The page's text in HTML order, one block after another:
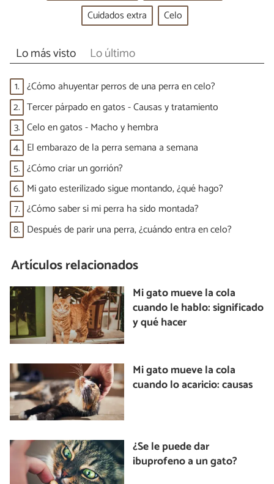
Cuidados extra
Celo
Lo más visto Lo último
1. ¿Cómo ahuyentar perros de una perra en celo?
2. Tercer párpado en gatos - Causas y tratamiento
3. Celo en gatos - Macho y hembra
4. El embarazo de la perra semana a semana
5. ¿Cómo criar un gorrión?
6. Mi gato esterilizado sigue montando, ¿qué hago?
7. ¿Cómo saber si mi perra ha sido montada?
8. Después de parir una perra, ¿cuándo entra en celo?
Artículos relacionados
Mi gato mueve la cola
cuando le hablo: significado
y qué hacer
Mi gato mueve la cola
cuando lo acaricio: causas
¿Se le puede dar
ibuprofeno a un gato?